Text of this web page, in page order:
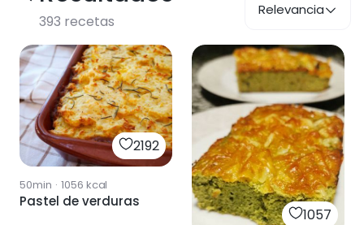
393 recetas
Relevancia
2192
50min · 1056 kcal
Pastel de verduras
1057